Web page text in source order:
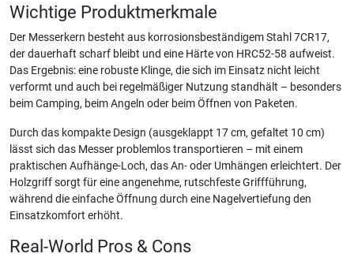
Wichtige Produktmerkmale
Der Messerkern besteht aus korrosionsbeständigem Stahl 7CR17,
der dauerhaft scharf bleibt und eine Härte von HRC52-58 aufweist.
Das Ergebnis: eine robuste Klinge, die sich im Einsatz nicht leicht
verformt und auch bei regelmäßiger Nutzung standhält – besonders
beim Camping, beim Angeln oder beim Öffnen von Paketen.
Durch das kompakte Design (ausgeklappt 17 cm, gefaltet 10 cm)
lässt sich das Messer problemlos transportieren – mit einem
praktischen Aufhänge-Loch, das An- oder Umhängen erleichtert. Der
Holzgriff sorgt für eine angenehme, rutschfeste Griffführung,
während die einfache Öffnung durch eine Nagelvertiefung den
Einsatzkomfort erhöht.
Real-World Pros & Cons